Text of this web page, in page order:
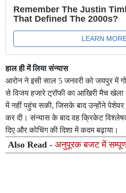
हाल ही में लिया संन्यास
आरोन ने इसी साल 5 जनवरी को जयपुर में
से विजय हजारे ट्रॉफी का आखिरी मैच
में नहीं पहुंच सकी, जिसके बाद उन्होंने
कर दी। संन्यास के बाद वह क्रिकेट
दिए और कोचिंग की दिशा में कदम बढ़ाया।
Also Read -अनुपूरक बजट में
को 5 करोड़ रुपये, निर्माणाधीन